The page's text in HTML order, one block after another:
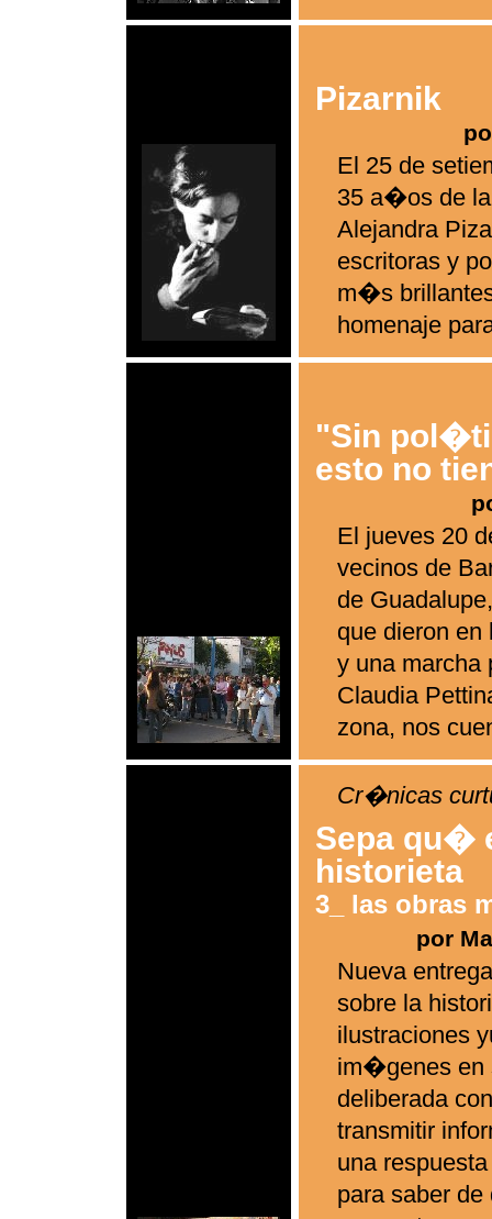
Pizarnik
El 25 de
35 a�os de
Alejandra
escritoras y
m�s
homenaje
"Sin
esto no
El jueves 20
vecinos de
de
que dieron en
y una
Claudia
zona, nos
Cr�nicas
Sepa qu�
historieta
3_ las obras
por
Nueva
sobre la
ilustraciones
im�genes en
deliberada
transmitir
una
para saber